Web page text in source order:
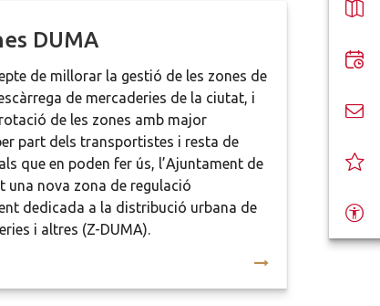
DUMA
de millorar la gestió de les zones de
de mercaderies de la ciutat, i
de les zones amb major
part dels transportistes i resta de
que en poden fer ús, l’Ajuntament de
una nova zona de regulació
dedicada a la distribució urbana de
i altres (Z-DUMA).